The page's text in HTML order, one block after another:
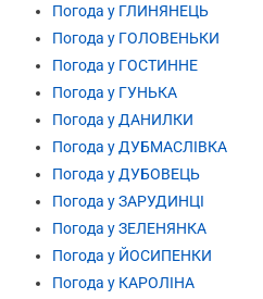
Погода у ГЛИНЯНЕЦЬ
Погода у ГОЛОВЕНЬКИ
Погода у ГОСТИННЕ
Погода у ГУНЬКА
Погода у ДАНИЛКИ
Погода у ДУБМАСЛІВКА
Погода у ДУБОВЕЦЬ
Погода у ЗАРУДИНЦІ
Погода у ЗЕЛЕНЯНКА
Погода у ЙОСИПЕНКИ
Погода у КАРОЛІНА